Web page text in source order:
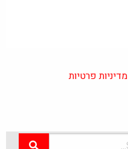
מדיניות פרטיות